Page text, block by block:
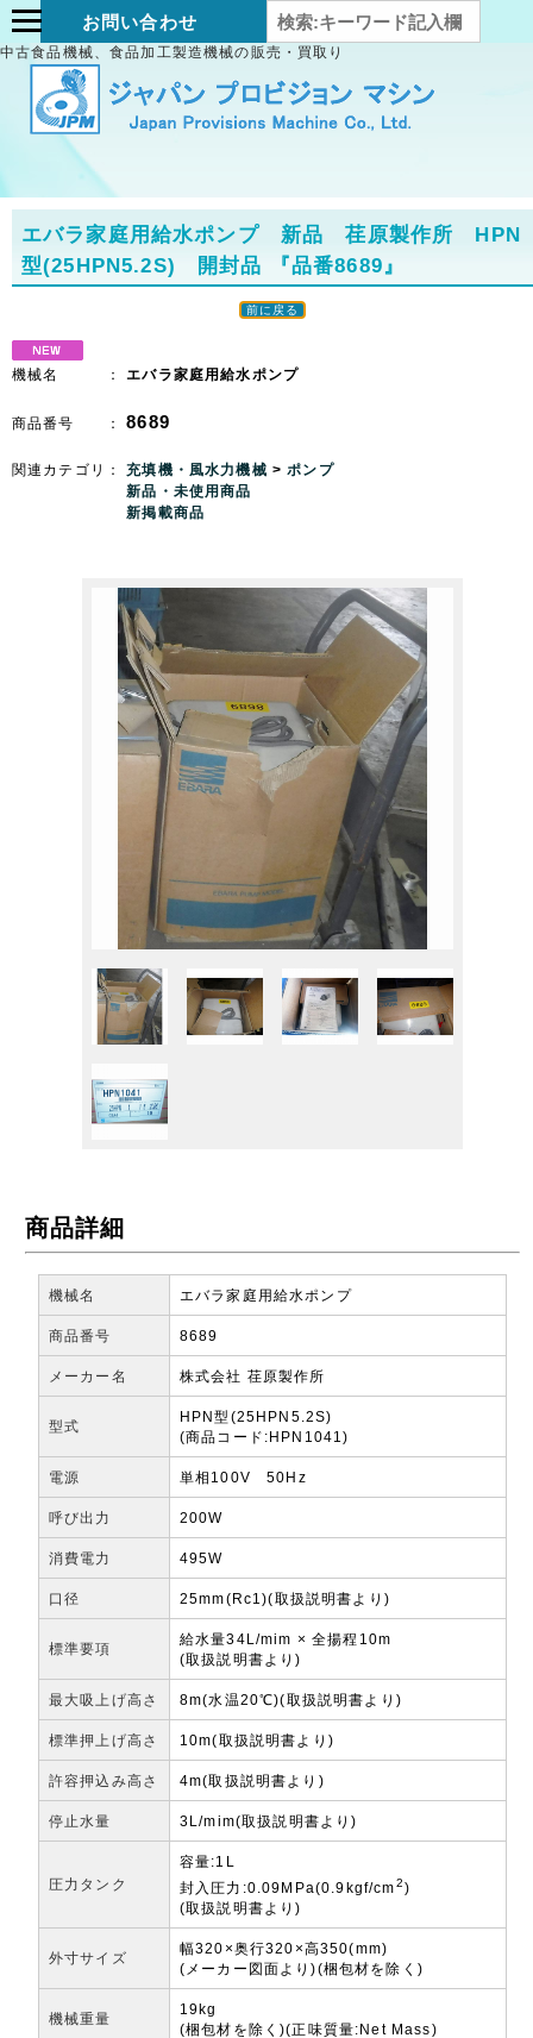
お問い合わせ
中古食品機械、食品加工製造機械の販売・買取り
エバラ家庭用給水ポンプ 新品 荏原製作所 HPN
型(25HPN5.2S) 開封品
『品番8689』
前に戻る
機械名 ：エバラ家庭用給水ポンプ
商品番号 ：8689
関連カテゴリ：充填機・風水力機械 >ポンプ
新品・未使用商品
新掲載商品
商品詳細
機械名 エバラ家庭用給水ポンプ
商品番号 8689
メーカー名 株式会社 荏原製作所
型式
HPN型(25HPN5.2S)
(商品コード:HPN1041)
電源 単相100V 50Hz
呼び出力 200W
消費電力 495W
口径 25mm(Rc1)(取扱説明書より)
標準要項
給水量34L/mim × 全揚程10m
(取扱説明書より)
最大吸上げ高さ 8m(水温20℃)(取扱説明書より)
標準押上げ高さ 10m(取扱説明書より)
許容押込み高さ 4m(取扱説明書より)
停止水量 3L/mim(取扱説明書より)
圧力タンク
容量:1L
封入圧力:0.09MPa(0.9kgf/cm2)
(取扱説明書より)
外寸サイズ
幅320×奥行320×高350(mm)
(メーカー図面より)(梱包材を除く)
機械重量
19kg
(梱包材を除く)(正味質量:Net Mass)